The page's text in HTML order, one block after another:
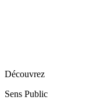
Découvrez
Sens Public